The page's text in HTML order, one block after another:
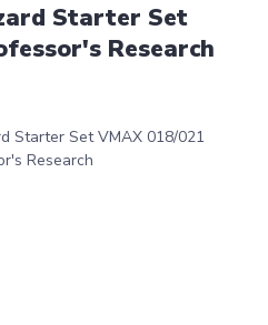
Starter Set
Research